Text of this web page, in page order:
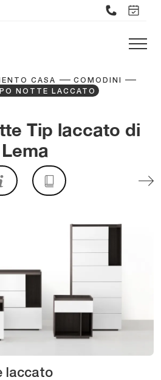
CASA
COMODINI
NOTTE LACCATO
Tip laccato di
Lema
laccato